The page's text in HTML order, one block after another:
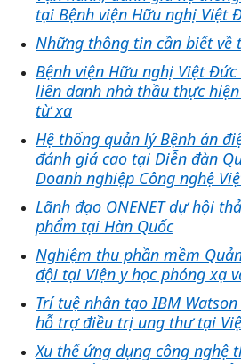
tại Bệnh viện Hữu nghị Việt
Những thông tin cần biết về
Bệnh viện Hữu nghị Việt
liên danh nhà thầu thực
từ xa
Hệ thống quản lý Bệnh án
đánh giá cao tại Diễn đàn
Doanh nghiệp Công nghệ
Lãnh đạo ONENET dự hội
phẩm tại Hàn Quốc
Nghiệm thu phần mềm
đội tại Viện y học phóng xạ
Trí tuệ nhân tạo IBM
hỗ trợ điều trị ung thư tại
Xu thế ứng dụng công nghệ